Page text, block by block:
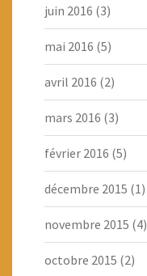
juin 2016 (3)
mai 2016 (5)
avril 2016 (2)
mars 2016 (3)
février 2016 (5)
décembre 2015 (1)
novembre 2015 (4)
octobre 2015 (2)